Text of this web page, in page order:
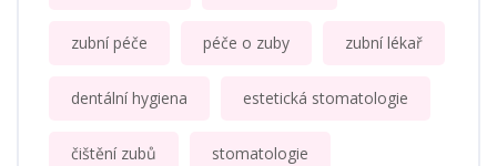
zubní péče péče o zuby zubní lékař
dentální hygiena estetická stomatologie
čištění zubů stomatologie